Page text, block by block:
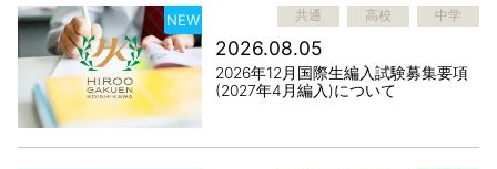
NEW 共通 高校 中学
2026.08.05
2026年12月国際生編入試験募集要項
(2027年4月編入)について